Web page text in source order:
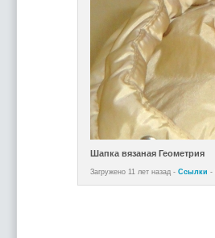
Шапка вязаная Геометрия
Загружено 11 лет назад - Ссылки -